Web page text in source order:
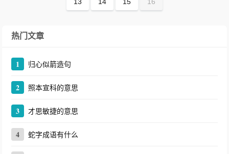
热门文章
1 归心似箭造句
2 照本宣科的意思
3 才思敏捷的意思
4 蛇字成语有什么